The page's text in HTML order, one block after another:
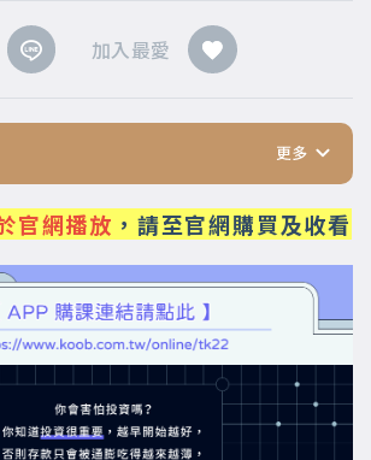
加入最愛
官網播放 ，請至官網購買及收看